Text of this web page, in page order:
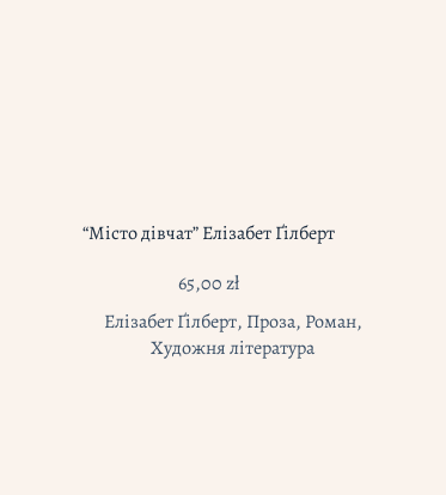
“Місто дівчат” Елізабет Ґілберт
65,00zł
Елізабет Ґілберт, Проза, Роман,
Художня література